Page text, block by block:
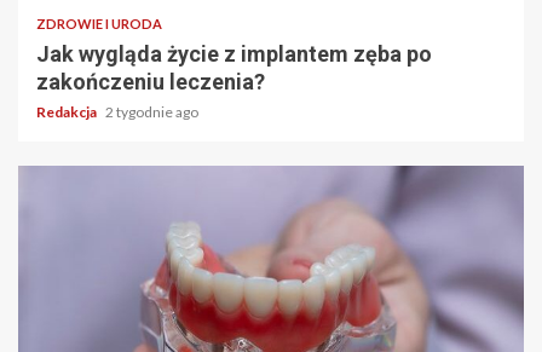
ZDROWIE I URODA
Jak wygląda życie z implantem zęba po
zakończeniu leczenia?
Redakcja 2 tygodnie ago